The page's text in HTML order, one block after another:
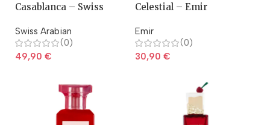
Casablanca – Swiss
Swiss Arabian
(0)
49,90 €
Celestial – Emir
Emir
(0)
30,90 €